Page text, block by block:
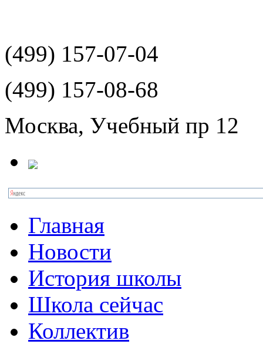
(499) 157-07-04
(499) 157-08-68
Москва, Учебный пр 12
Главная
Новости
История школы
Школа сейчас
Коллектив